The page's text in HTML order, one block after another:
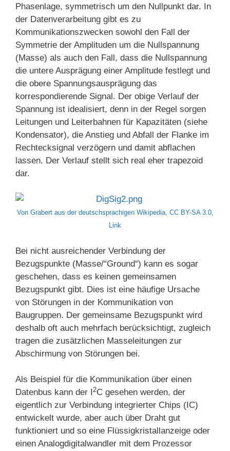
Phasenlage, symmetrisch um den Nullpunkt dar. In
der Datenverarbeitung gibt es zu
Kommunikationszwecken sowohl den Fall der
Symmetrie der Amplituden um die Nullspannung
(Masse) als auch den Fall, dass die Nullspannung
die untere Ausprägung einer Amplitude festlegt und
die obere Spannungsausprägung das
korrespondierende Signal. Der obige Verlauf der
Spannung ist idealisiert, denn in der Regel sorgen
Leitungen und Leiterbahnen für Kapazitäten (siehe
Kondensator), die Anstieg und Abfall der Flanke im
Rechtecksignal verzögern und damit abflachen
lassen. Der Verlauf stellt sich real eher trapezoid
dar.
Von Grabertaus der deutschsprachigen Wikipedia, CC BY-SA 3.0,
Link
Bei nicht ausreichender Verbindung der
Bezugspunkte (Masse/“Ground“) kann es sogar
geschehen, dass es keinen gemeinsamen
Bezugspunkt gibt. Dies ist eine häufige Ursache
von Störungen in der Kommunikation von
Baugruppen. Der gemeinsame Bezugspunkt wird
deshalb oft auch mehrfach berücksichtigt, zugleich
tragen die zusätzlichen Masseleitungen zur
Abschirmung von Störungen bei.
Als Beispiel für die Kommunikation über einen
Datenbus kann der I
2C gesehen werden, der
eigentlich zur Verbindung integrierter Chips (IC)
entwickelt wurde, aber auch über Draht gut
funktioniert und so eine Flüssigkristallanzeige oder
einen Analogdigitalwandler mit dem Prozessor